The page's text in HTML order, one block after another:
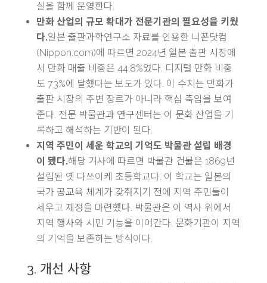
실을 함께 운영한다.
만화 산업의 규모 확대가 전문기관의 필요성을 키웠
다.일본 출판과학연구소 자료를 인용한 니폰닷컴
(Nippon.com)에 따르면 2024년 일본 출판 시장에
서 만화 매출 비중은 44.8%였다. 디지털 만화 비중
도 73%에 달했다는 보도가 있다. 이 수치는 만화가
출판 시장의 주변 장르가 아니라 핵심 축임을 보여
준다. 전문 박물관과 연구센터는 이 문화 산업을 기
록하고 해석하는 기반이 된다.
지역 주민이 세운 학교의 기억도 박물관 설립 배경
이 됐다.해당 기사에 따르면 박물관 건물은 1869년
설립된 옛 다쓰이케 초등학교다. 이 학교는 일본의
국가 공교육 체계가 갖춰지기 전에 지역 주민들이
세우고 재정을 마련했다. 박물관은 이 역사 위에서
지역 행사와 시민 기능을 이어간다. 문화기관이 지역
의 기억을 보존하는 방식이다.
3. 개선 사항